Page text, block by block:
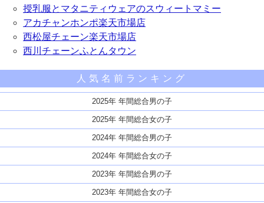
授乳服とマタニティウェアのスウィートマミー
アカチャンホンポ楽天市場店
西松屋チェーン楽天市場店
西川チェーンふとんタウン
人気名前ランキング
2025年 年間総合男の子
2025年 年間総合女の子
2024年 年間総合男の子
2024年 年間総合女の子
2023年 年間総合男の子
2023年 年間総合女の子